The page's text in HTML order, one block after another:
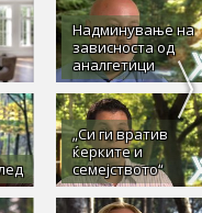
Надминување на
зависноста од
аналгетици
„Си ги вратив
ќерките и
семејството“